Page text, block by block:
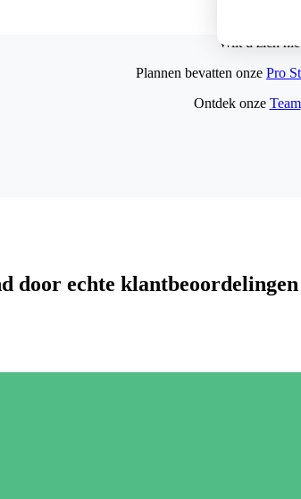
Wilt u zich
Plannen bevatten onze Pro
Ontdek onze Team
door echte klantbeoordelingen